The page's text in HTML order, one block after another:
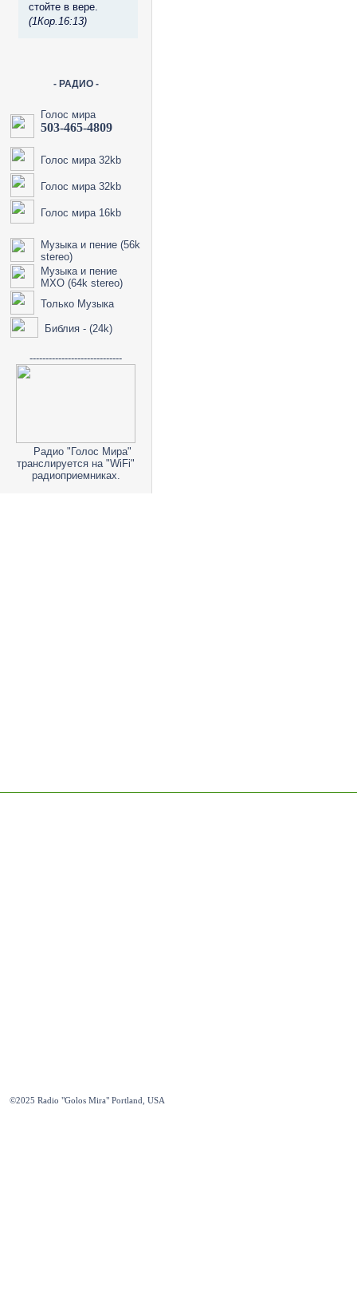
стойте в вере.
(1Кор.16:13)
- РАДИО -
Голос мира
503-465-4809
Голос мира 32kb
Голос мира 32kb
Голос мира 16kb
Музыка и пение (56k
stereo)
Музыка и пение
МХО (64k stereo)
Только Музыка
Библия - (24k)
-----------------------------
Радио "Голос Мира"
транслируется на "WiFi"
радиоприемниках.
©2025 Radio "Golos Mira" Portland, USA